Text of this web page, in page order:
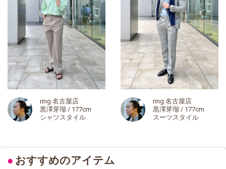
ring 名古屋店
黒澤芽瑠 / 177cm
シャツスタイル
ring 名古屋店
黒澤芽瑠 / 177cm
スーツスタイル
● おすすめのアイテム